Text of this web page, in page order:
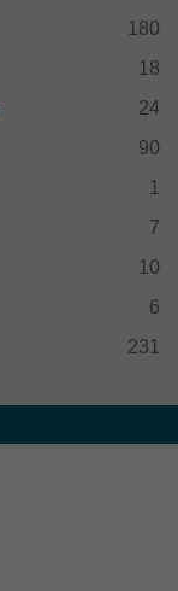
180
18
24
90
1
7
10
6
231